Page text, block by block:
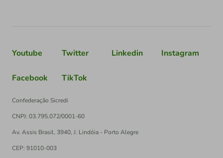
Youtube Twitter Linkedin Instagram
Facebook TikTok
Confederação Sicredi
CNPJ: 03.795.072/0001-60
Av. Assis Brasil, 3940, J. Lindóia - Porto Alegre
CEP: 91010-003